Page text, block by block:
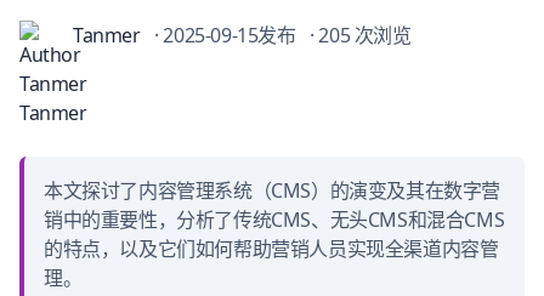
Tanmer · 2025-09-15发布 · 205 次浏览
本文探讨了内容管理系统（CMS）的演变及其在数字营
销中的重要性，分析了传统CMS、无头CMS和混合CMS
的特点，以及它们如何帮助营销人员实现全渠道内容管
理。